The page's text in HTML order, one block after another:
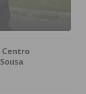
Centro